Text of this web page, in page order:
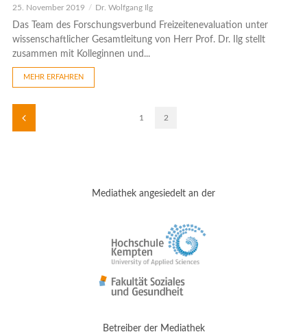
25. November 2019 Dr. Wolfgang Ilg
Das Team des Forschungsverbund Freizeitenevaluation unter
wissenschaftlicher Gesamtleitung von Herr Prof. Dr. Ilg stellt
zusammen mit Kolleginnen und...
MEHR ERFAHREN
1 2
Mediathek angesiedelt an der
Betreiber der Mediathek